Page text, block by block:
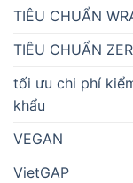
TIÊU CHUẨN
TIÊU CHUẨN
tối ưu chi phí
khẩu
VEGAN
VietGAP